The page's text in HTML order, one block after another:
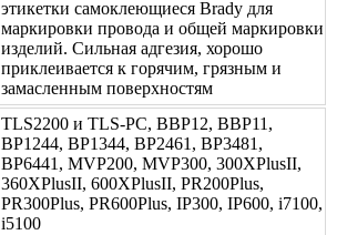
этикетки самоклеющиеся Brady для
маркировки провода и общей маркировки
изделий. Сильная адгезия, хорошо
приклеивается к горячим, грязным и
замасленным поверхностям
TLS2200 и TLS-PC, BBP12, BBP11,
BP1244, BP1344, BP2461, BP3481,
BP6441, MVP200, MVP300, 300XPlusII,
360XPlusII, 600XPlusII, PR200Plus,
PR300Plus, PR600Plus, IP300, IP600, i7100,
i5100